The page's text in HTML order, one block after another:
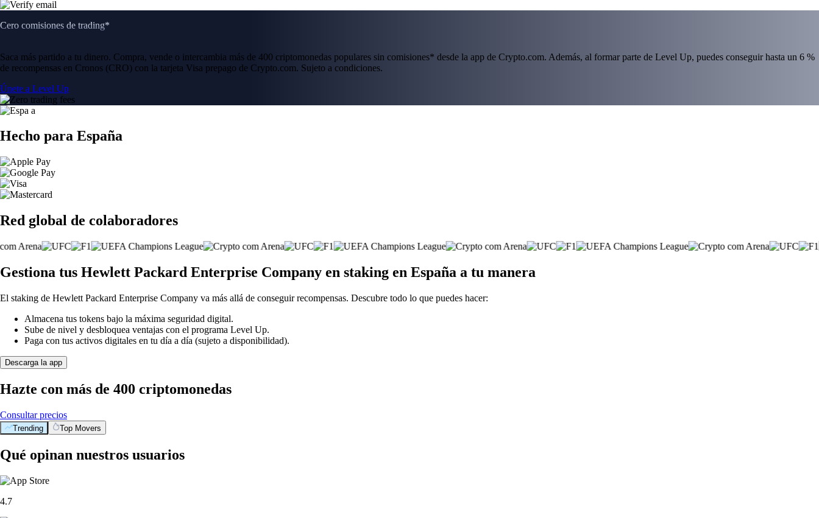
Cero comisiones de trading*
Saca más partido a tu dinero. Compra, vende o intercambia más de 400 criptomonedas populares sin comisiones* desde la app de Crypto.com. Además, al formar parte de Level Up, puedes conseguir hasta un 6 %
de recompensas en Cronos (CRO) con la tarjeta Visa prepago de Crypto.com. Sujeto a condiciones.
Únete a Level Up
Hecho para España
Red global de colaboradores
Gestiona tus Hewlett Packard Enterprise Company en staking en España a tu manera
El staking de Hewlett Packard Enterprise Company va más allá de conseguir recompensas. Descubre todo lo que puedes hacer:
Almacena tus tokens bajo la máxima seguridad digital.
Sube de nivel y desbloquea ventajas con el programa Level Up.
Paga con tus activos digitales en tu día a día (sujeto a disponibilidad).
Descarga la app
Hazte con más de 400 criptomonedas
Consultar precios
Trending Top Movers
Qué opinan nuestros usuarios
4.7